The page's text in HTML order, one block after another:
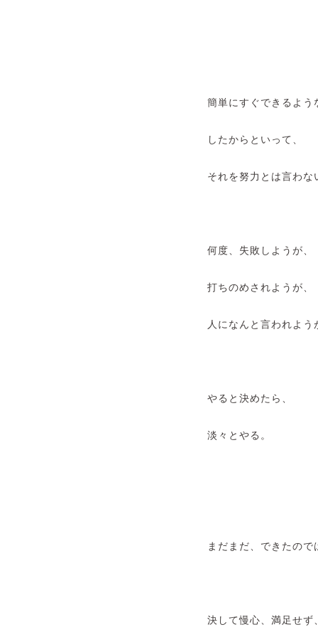
簡単にすぐできるよう
したからといって、
それを努力とは言わな
何度、失敗しようが、
打ちのめされようが、
人になんと言われよう
やると決めたら、
淡々とやる。
まだまだ、できたので
決して慢心、満足せず、